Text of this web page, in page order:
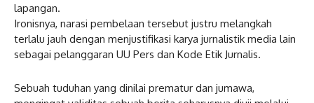
lapangan.
Ironisnya, narasi pembelaan tersebut justru melangkah
terlalu jauh dengan menjustifikasi karya jurnalistik media lain
sebagai pelanggaran UU Pers dan Kode Etik Jurnalis.
Sebuah tuduhan yang dinilai prematur dan jumawa,